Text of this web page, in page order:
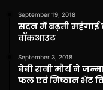
September 19, 2018
सदन में बढ़ती महंगाई
वॉकआउट
September 3, 2018
बेबी रानी मौर्य ने
फल एवं मिष्ठान भेंट